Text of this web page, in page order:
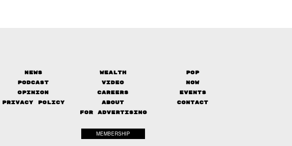
News Wealth
Pop
Podcast
Video
Now
Opinion
Careers
Events
Privacy Policy
About
Contact
FOR ADVERTISING
MEMBERSHIP